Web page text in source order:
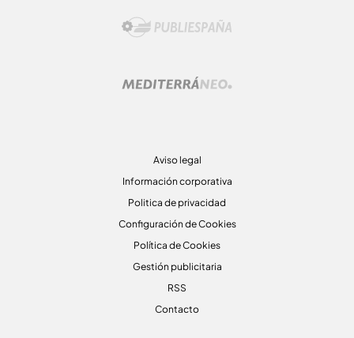
Aviso legal
Información corporativa
Politica de privacidad
Configuración de Cookies
Política de Cookies
Gestión publicitaria
RSS
Contacto